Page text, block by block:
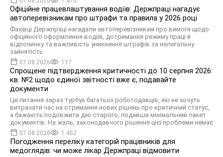
Офіційне працевлаштування водіїв: Держпраці нагадує
автоперевізникам про штрафи та правила у 2026 році
Фахівці Держпраці нагадали автоперевізникам про вимоги щодо
офіційного оформлення водіїв, дотримання режиму праці й
відпочинку та важливість уникнення штрафів за нелегальну
зайнятість
07.08.2026 117
Спрощене підтвердження критичності до 10 серпня 2026:
кв. №2 щодо єдиної звітності вже є, подавайте
документи
Це питання зараз турбує багатьох роботодавців, які не хочуть
витрачати час на отримання нових рішень про критичний статус,
а бажають подовжити дію старого, подавши мінімальний пакет
документів. На жаль, законодавчого рішення цієї проблеми немає
07.08.2026 1 452
Погодження переліку категорій працівників для
медоглядів: чи може лікар Держпраці відмовити